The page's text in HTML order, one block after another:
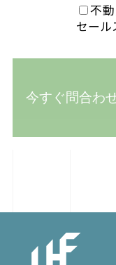
不
セール
今すぐ問合わ